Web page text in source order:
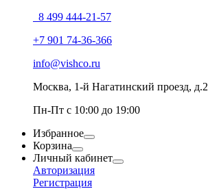
8 499 444-21-57
+7 901 74-36-366
info@vishco.ru
Москва, 1-й Нагатинский проезд, д.2
Пн-Пт с 10:00 до 19:00
Избранное
Корзина
Личный кабинет
Авторизация
Регистрация